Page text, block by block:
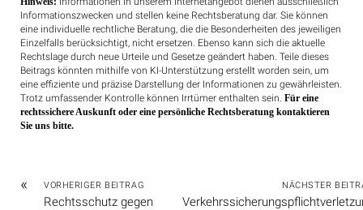
Informationszwecken und stellen keine Rechtsberatung dar. Sie können
eine individuelle rechtliche Beratung, die die Besonderheiten des jeweiligen
Einzelfalls berücksichtigt, nicht ersetzen. Ebenso kann sich die aktuelle
Rechtslage durch neue Urteile und Gesetze geändert haben. Teile dieses
Beitrags könnten mithilfe von KI-Unterstützung erstellt worden sein, um
eine effiziente und präzise Darstellung der Informationen zu gewährleisten.
Trotz umfassender Kontrolle können Irrtümer enthalten sein. Für eine
rechtssichere Auskunft oder eine persönliche Rechtsberatung kontaktieren
Sie uns bitte.
« VORHERIGER BEITRAG
Rechtsschutz gegen
NÄCHSTER